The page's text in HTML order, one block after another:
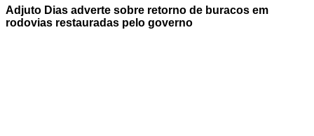
Adjuto Dias adverte sobre retorno de buracos em
rodovias restauradas pelo governo